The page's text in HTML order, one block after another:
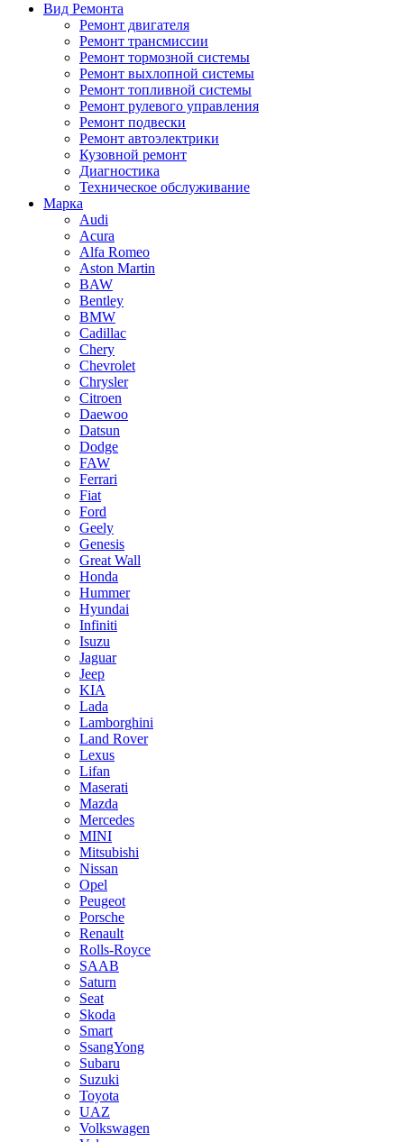
Вид Ремонта
Ремонт двигателя
Ремонт трансмиссии
Ремонт тормозной системы
Ремонт выхлопной системы
Ремонт топливной системы
Ремонт рулевого управления
Ремонт подвески
Ремонт автоэлектрики
Кузовной ремонт
Диагностика
Техническое обслуживание
Марка
Audi
Acura
Alfa Romeo
Aston Martin
BAW
Bentley
BMW
Cadillac
Chery
Chevrolet
Chrysler
Citroen
Daewoo
Datsun
Dodge
FAW
Ferrari
Fiat
Ford
Geely
Genesis
Great Wall
Honda
Hummer
Hyundai
Infiniti
Isuzu
Jaguar
Jeep
KIA
Lada
Lamborghini
Land Rover
Lexus
Lifan
Maserati
Mazda
Mercedes
MINI
Mitsubishi
Nissan
Opel
Peugeot
Porsche
Renault
Rolls-Royce
SAAB
Saturn
Seat
Skoda
Smart
SsangYong
Subaru
Suzuki
Toyota
UAZ
Volkswagen